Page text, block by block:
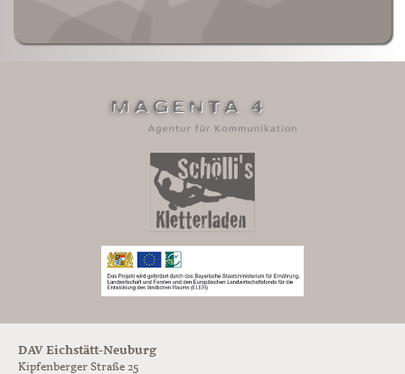
DAV Eichstätt-Neuburg
Kipfenberger Straße 25